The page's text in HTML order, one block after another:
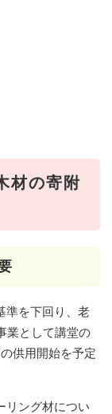
材の寄附
準を下回り、老
業として講堂の
供用開始を予定
リング材につい